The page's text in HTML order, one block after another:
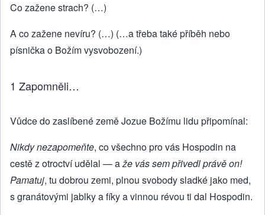
Co zažene strach? (…)
A co zažene nevíru? (…) (…a třeba také příběh nebo
písnička o Božím vysvobození.)
1 Zapomněli…
Vůdce do zaslíbené země Jozue Božímu lidu připomínal:
Nikdy nezapomeňte, co všechno pro vás Hospodin na
cestě z otroctví udělal — aže vás sem přivedl právě on!
Pamatuj, tu dobrou zemi, plnou svobody sladké jako med,
s granátovými jablky a fíky a vinnou révou ti dal Hospodin.